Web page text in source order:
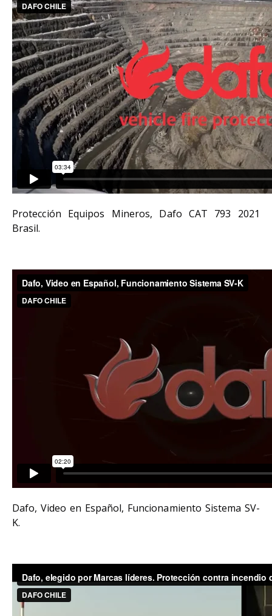
Protección Equipos Mineros, Dafo CAT 793 2021
Brasil.
Dafo, Video en Español, Funcionamiento Sistema SV-
K.